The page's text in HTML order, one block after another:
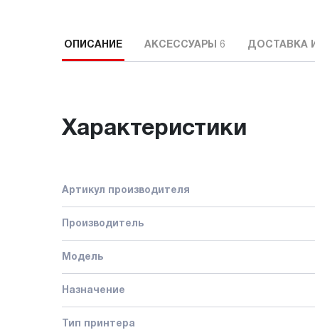
ОПИСАНИЕ АКСЕССУАРЫ 6 ДОСТАВКА
Характеристики
Артикул производителя
Производитель
Модель
Назначение
Тип принтера